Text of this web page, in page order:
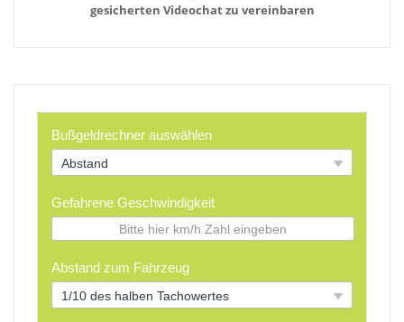
gesicherten Videochat zu vereinbaren